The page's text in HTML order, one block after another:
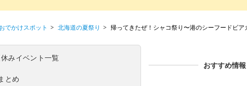
でかけスポット 北海道の夏祭り 帰ってきたぜ！シャコ祭り〜港のシーフードビア
みイベント一覧
とめ
おすすめ情報